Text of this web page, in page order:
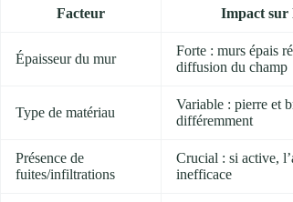
Facteur Impact sur
Épaisseur du mur
Forte : murs épais
diffusion du champ
Type de matériau
Variable : pierre et
différemment
Présence de
fuites/infiltrations
Crucial : si active,
inefficace